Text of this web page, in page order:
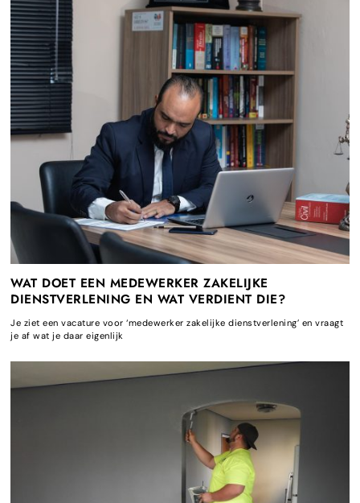
WAT DOET EEN MEDEWERKER ZAKELIJKE
DIENSTVERLENING EN WAT VERDIENT DIE?
Je ziet een vacature voor ‘medewerker zakelijke dienstverlening’ en vraagt
je af wat je daar eigenlijk